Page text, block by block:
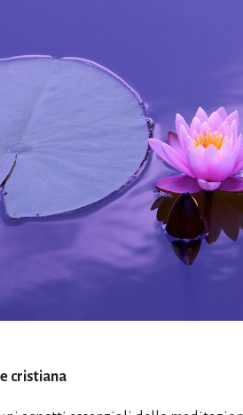
cristiana